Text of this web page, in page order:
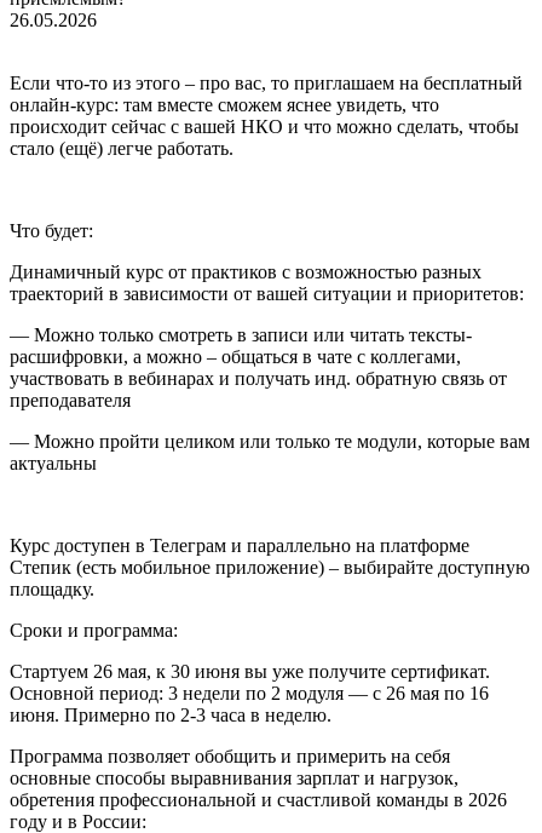
26.05.2026
Если что-то из этого – про вас, то приглашаем на бесплатный
онлайн-курс: там вместе сможем яснее увидеть, что
происходит сейчас с вашей НКО и что можно сделать, чтобы
стало (ещё) легче работать.
Что будет:
Динамичный курс от практиков с возможностью разных
траекторий в зависимости от вашей ситуации и приоритетов:
— Можно только смотреть в записи или читать тексты-
расшифровки, а можно – общаться в чате с коллегами,
участвовать в вебинарах и получать инд. обратную связь от
преподавателя
— Можно пройти целиком или только те модули, которые вам
актуальны
Курс доступен в Телеграм и параллельно на платформе
Степик (есть мобильное приложение) – выбирайте доступную
площадку.
Сроки и программа:
Стартуем 26 мая, к 30 июня вы уже получите сертификат.
Основной период: 3 недели по 2 модуля — с 26 мая по 16
июня. Примерно по 2-3 часа в неделю.
Программа позволяет обобщить и примерить на себя
основные способы выравнивания зарплат и нагрузок,
обретения профессиональной и счастливой команды в 2026
году и в России: